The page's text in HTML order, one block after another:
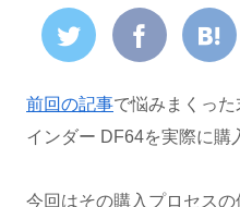
前回の記事で悩みまくっ
インダー DF64を実際に購
今回はその購入プロセス